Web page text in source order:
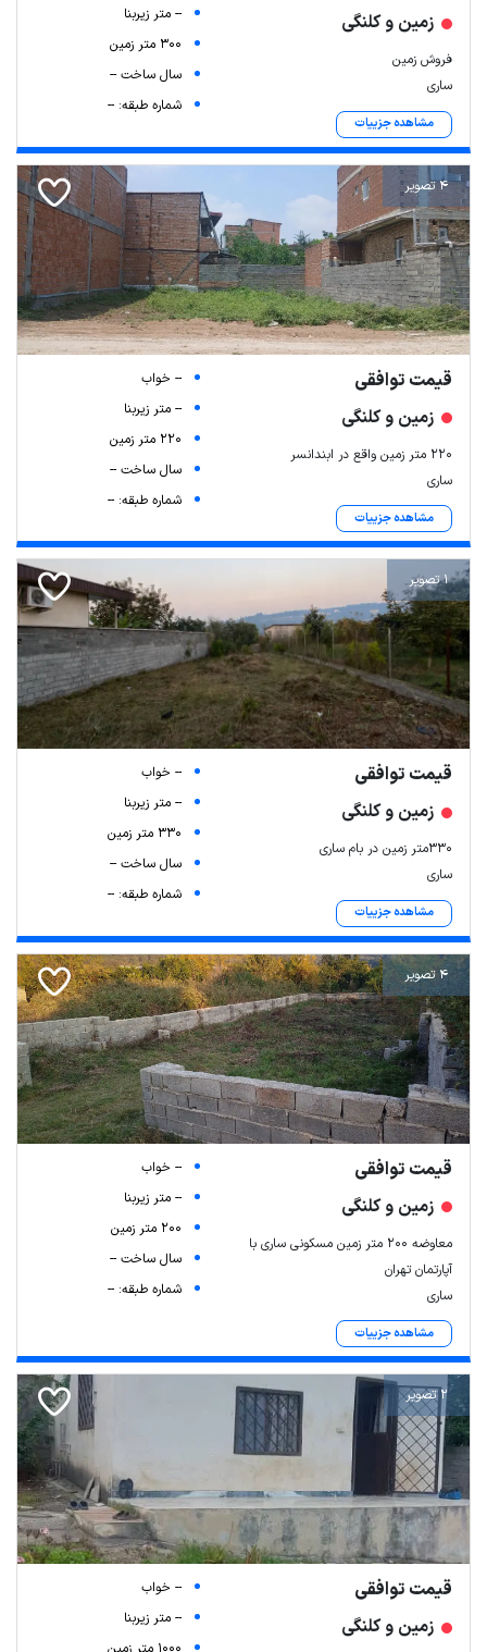
زمین و کلنگی
فروش زمین
ساری
مشاهده جزییات
-- متر زیربنا
300 متر زمین
سال ساخت --
شماره طبقه: --
4 تصویر
قیمت توافقی
زمین و کلنگی
220 متر زمین واقع در ابندانسر
ساری
مشاهده جزییات
-- خواب
-- متر زیربنا
220 متر زمین
سال ساخت --
شماره طبقه: --
1 تصویر
قیمت توافقی
زمین و کلنگی
330متر زمین در بام ساری
ساری
مشاهده جزییات
-- خواب
-- متر زیربنا
330 متر زمین
سال ساخت --
شماره طبقه: --
4 تصویر
قیمت توافقی
زمین و کلنگی
معاوضه ۲۰۰ متر زمین مسکونی ساری با
آپارتمان تهران
ساری
مشاهده جزییات
-- خواب
-- متر زیربنا
200 متر زمین
سال ساخت --
شماره طبقه: --
2 تصویر
قیمت توافقی
زمین و کلنگی
-- خواب
-- متر زیربنا